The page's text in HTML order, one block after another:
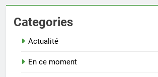
Categories
Actualité
En ce moment